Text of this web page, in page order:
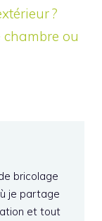
?
ou
bricolage
je partage
et tout